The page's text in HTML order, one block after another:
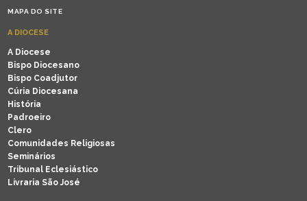
MAPA DO SITE
A DIOCESE
A Diocese
Bispo Diocesano
Bispo Coadjutor
Cúria Diocesana
História
Padroeiro
Clero
Comunidades Religiosas
Seminários
Tribunal Eclesiástico
Livraria São José